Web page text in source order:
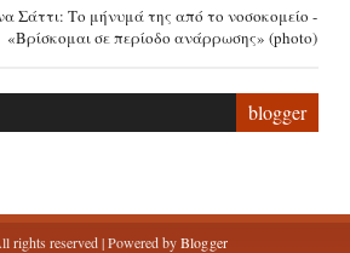
Σάττι: Το μήνυμά της από το νοσοκομείο -
«Βρίσκομαι σε περίοδο ανάρρωσης» (photo)
blogger
rights reserved | Powered byBlogger